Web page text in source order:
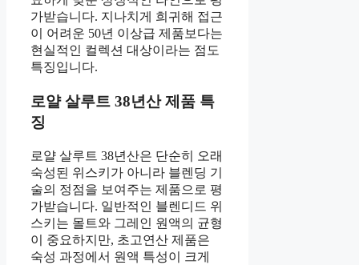
가받습니다. 지나치게 희귀해 접근
이 어려운 50년 이상급 제품보다는
현실적인 컬렉션 대상이라는 점도
특징입니다.
로얄 살루트 38년산 제품 특
징
로얄 살루트 38년산은 단순히 오래
숙성된 위스키가 아니라 블렌딩 기
술의 정점을 보여주는 제품으로 평
가받습니다. 일반적인 블렌디드 위
스키는 몰트와 그레인 원액의 균형
이 중요하지만, 초고연산 제품은
숙성 과정에서 원액 특성이 크게